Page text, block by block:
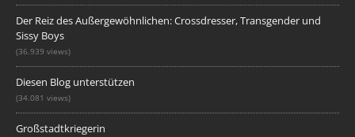
Der Reiz des Außergewöhnlichen: Crossdresser, Transgender und
Sissy Boys
(36.939 views)
Diesen Blog unterstützen
(34.081 views)
Großstadtkriegerin